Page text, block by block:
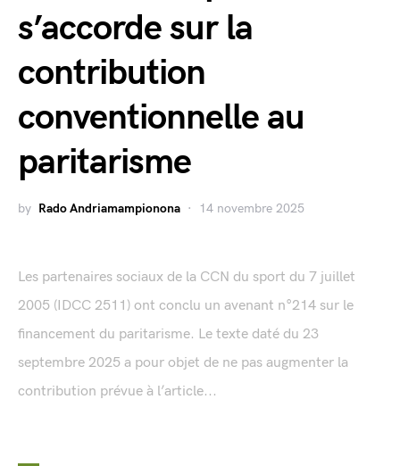
s’accorde sur la
contribution
conventionnelle au
paritarisme
by Rado Andriamampionona 14 novembre 2025
Les partenaires sociaux de la CCN du sport du 7 juillet
2005 (IDCC 2511) ont conclu un avenant n°214 sur le
financement du paritarisme. Le texte daté du 23
septembre 2025 a pour objet de ne pas augmenter la
contribution prévue à l’article...